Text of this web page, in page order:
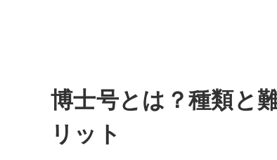
博士号とは？種類と
リット